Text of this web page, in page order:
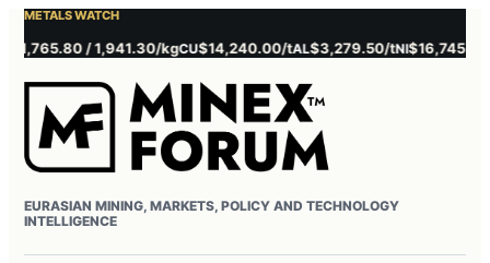
METALS WATCH
/ 1,941.30/kgCU$14,240.00/tAL$3,279.50/tNI$16,745.00/tZN
EURASIAN MINING, MARKETS, POLICY AND TECHNOLOGY
INTELLIGENCE
Username or email
Password